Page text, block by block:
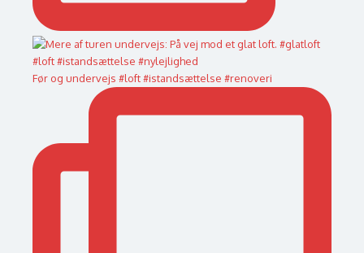
Før og undervejs #loft #istandsættelse #renoveri